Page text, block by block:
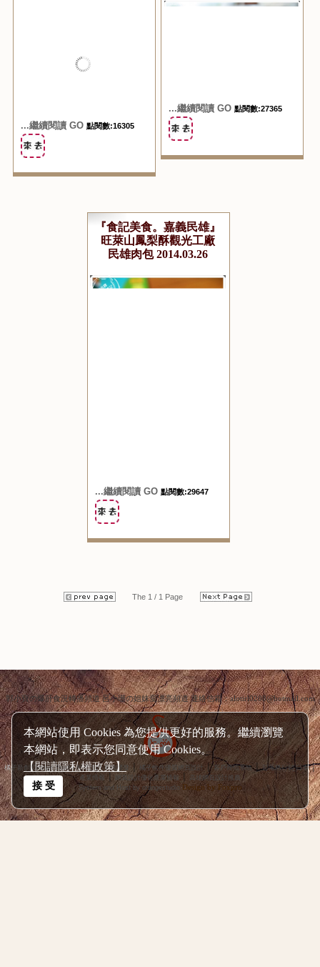
本網站使用 Cookies 為您提供更好的服務。繼續瀏覽
本網站，即表示您同意使用 Cookies。
【閱讀隱私權政策】
接 受
...繼續閱讀 GO 點閱數:27365
『食記美食。嘉義民雄』
旺萊山鳳梨酥觀光工廠
民雄肉包 2014.03.26
郭小寶の爆肝食況轉播頻道 呂小珊の姐妹愛漂亮頻道 連絡信箱：alotirl0208@hotmail.com
橘子新創 Orange Studio 程式設計‧系統開發│橘子軟件優質網頁設計│客戶商情系統 │部落格行銷‧日本 │
產業情報│ 網頁設計優化產業情報│ 高雄網頁設計推薦
System and Host by orangestudio Design by Foxpro